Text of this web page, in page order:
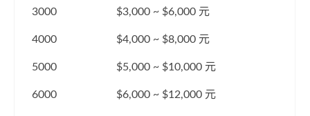
3000 $3,000 ~ $6,000 元
4000 $4,000 ~ $8,000 元
5000 $5,000 ~ $10,000 元
6000 $6,000 ~ $12,000 元